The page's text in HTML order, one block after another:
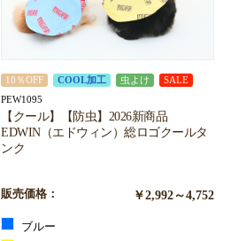
10％OFF COOL加工 虫よけ SALE
PEW1095
【クール】【防虫】2026新商品
EDWIN（エドウィン）総ロゴクールタ
ンク
販売価格： ￥2,992～4,752
ブルー